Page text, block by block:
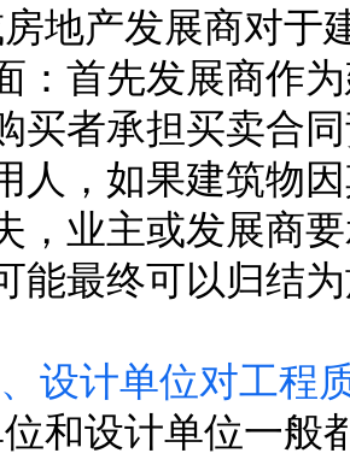
地产发展商对于
：首先发展商作
买者承担买卖合
人，如果建筑物
，业主或发展商
能最终可以归结
设计单位对工程
和设计单位一般